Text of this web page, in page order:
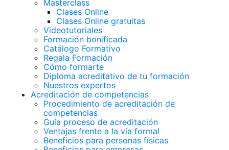
Masterclass
Clases Online
Clases Online gratuitas
Videotutoriales
Formación bonificada
Catálogo Formativo
Regala Formación
Cómo formarte
Diploma acreditativo de tu formación
Nuestros expertos
Acreditación de competencias
Procedimiento de acreditación de
competencias
Guía proceso de acreditación
Ventajas frente a la vía formal
Beneficios para personas físicas